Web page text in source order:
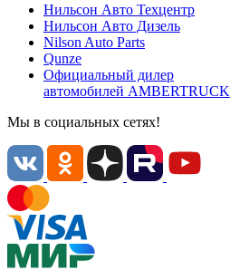
Нильсон Авто Техцентр
Нильсон Авто Дизель
Nilson Auto Parts
Qunze
Официальный дилер
автомобилей AMBERTRUCK
Мы в социальных сетях!